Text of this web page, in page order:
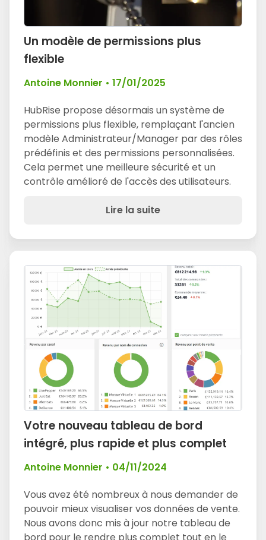
Un modèle de permissions plus
flexible
Antoine Monnier • 17/01/2025
HubRise propose désormais un système de
permissions plus flexible, remplaçant l'ancien
modèle Administrateur/Manager par des rôles
prédéfinis et des permissions personnalisées.
Cela permet une meilleure sécurité et un
contrôle amélioré de l'accès des utilisateurs.
Lire la suite
Votre nouveau tableau de bord
intégré, plus rapide et plus complet
Antoine Monnier • 04/11/2024
Vous avez été nombreux à nous demander de
pouvoir mieux visualiser vos données de vente.
Nous avons donc mis à jour notre tableau de